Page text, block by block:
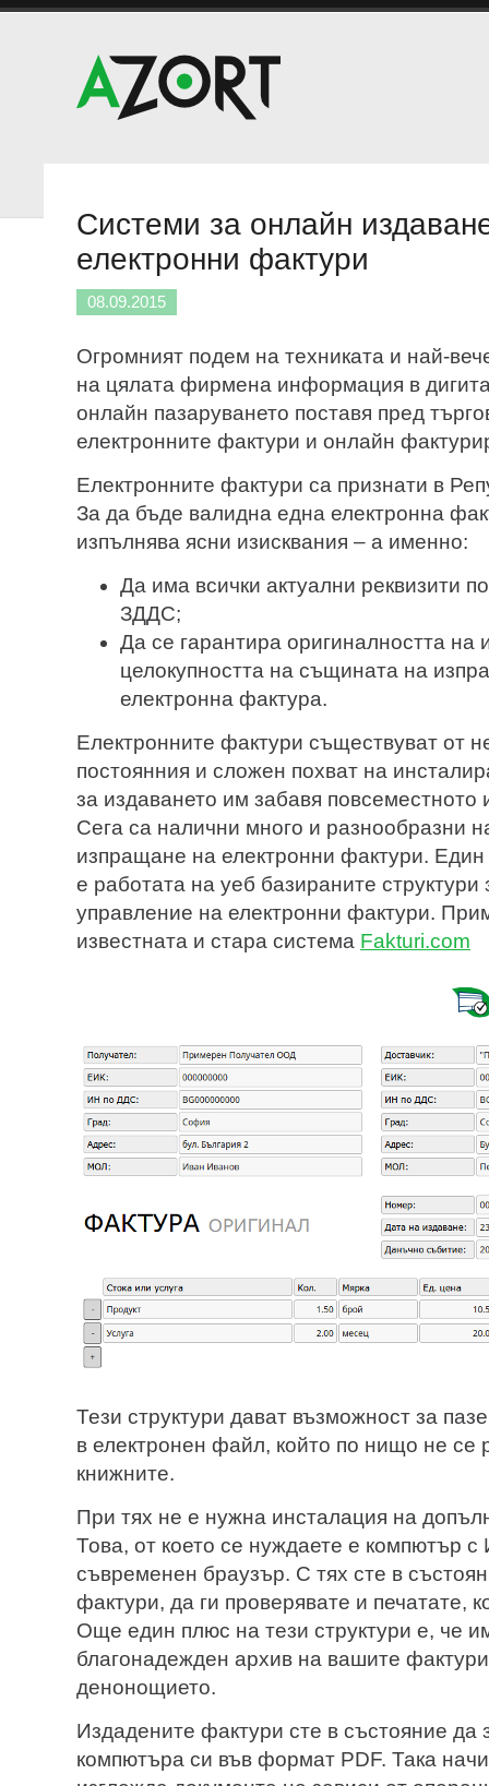
Системи за онлайн
електронни фактури
08.09.2015
Огромният подем на техниката и най-
на цялата фирмена информация в
онлайн пазаруването поставя пред
електронните фактури и онлайн
Електронните фактури са признати в
За да бъде валидна една електронна
изпълнява ясни изисквания – а именно:
Да има всички актуални реквизити
ЗДДС;
Да се гарантира оригиналността на
целокупността на същината на
електронна фактура.
Електронните фактури съществуват от
постоянния и сложен похват на
за издаването им забавя повсеместното
Сега са налични много и разнообразни
изпращане на електронни фактури.
е работата на уеб базираните структури
управление на електронни фактури.
известната и стара система Fakturi.com
Тези структури дават възможност за
в електронен файл, който по нищо не се
книжните.
При тях не е нужна инсталация на
Това, от което се нуждаете е компютър с
съвременен браузър. С тях сте в
фактури, да ги проверявате и печатате,
Още един плюс на тези структури е, че
благонадежден архив на вашите фактури
денонощието.
Издадените фактури сте в състояние да
компютъра си във формат PDF. Така